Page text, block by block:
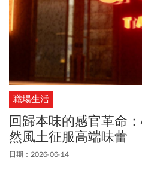
職場生活
回歸本味的感官革命
然風土征服高端味蕾
日期：2026-06-14